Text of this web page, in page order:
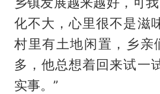
化不大，心里很不是滋
村里有土地闲置，乡亲
多，他总想着回来试一
实事。”